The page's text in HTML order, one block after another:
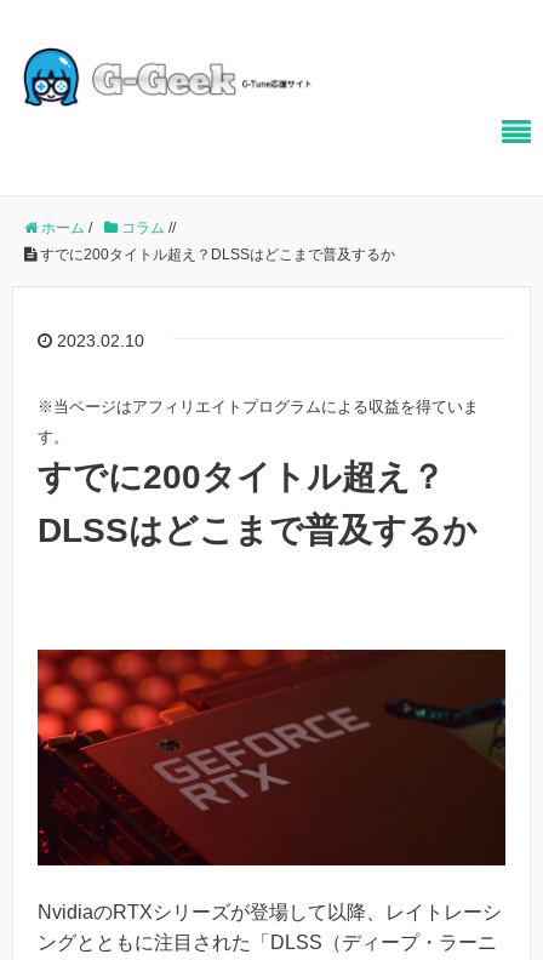
ホーム / コラム //
すでに200タイトル超え？DLSSはどこまで普及するか
2023.02.10
※当ページはアフィリエイトプログラムによる収益を得ていま
す。
すでに200タイトル超え？
DLSSはどこまで普及するか
NvidiaのRTXシリーズが登場して以降、レイトレーシ
ングとともに注目された「DLSS（ディープ・ラーニ